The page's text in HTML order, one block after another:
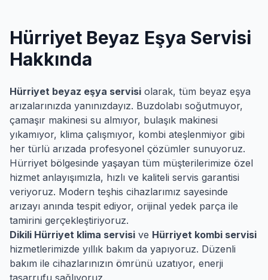
Hürriyet Beyaz Eşya Servisi
Hakkında
Hürriyet beyaz eşya servisi olarak, tüm beyaz eşya
arızalarınızda yanınızdayız. Buzdolabı soğutmuyor,
çamaşır makinesi su almıyor, bulaşık makinesi
yıkamıyor, klima çalışmıyor, kombi ateşlenmiyor gibi
her türlü arızada profesyonel çözümler sunuyoruz.
Hürriyet bölgesinde yaşayan tüm müşterilerimize özel
hizmet anlayışımızla, hızlı ve kaliteli servis garantisi
veriyoruz. Modern teşhis cihazlarımız sayesinde
arızayı anında tespit ediyor, orijinal yedek parça ile
tamirini gerçekleştiriyoruz.
Dikili Hürriyet klima servisi ve Hürriyet kombi servisi
hizmetlerimizde yıllık bakım da yapıyoruz. Düzenli
bakım ile cihazlarınızın ömrünü uzatıyor, enerji
tasarrufu sağlıyoruz.